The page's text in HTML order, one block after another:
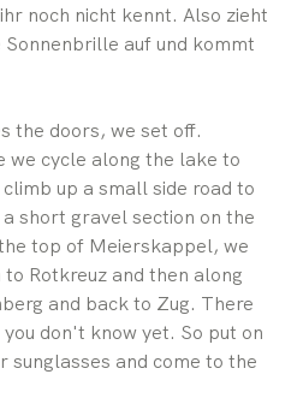
noch nicht kennt. Also zieht
auf und kommt
the doors, we set off.
we cycle along the lake to
up a small side road to
short gravel section on the
top of Meierskappel, we
Rotkreuz and then along
and back to Zug. There
don't know yet. So put on
sunglasses and come to the